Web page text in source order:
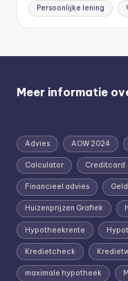
Persoonlijke lening
Meer informatie
Advies AOW 2024
Calculator Creditcard
Financieel advies Geld
Huizenprijzen Grafiek
Hypotheekrente
Kredietcheck
maximale hypotheek